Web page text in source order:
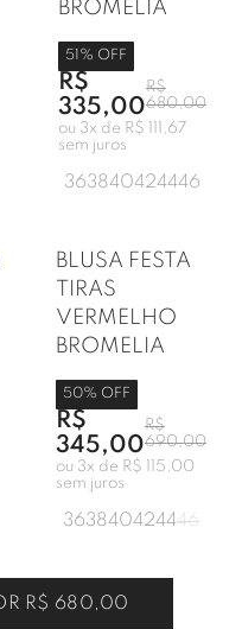
BROMELIA
51 % OFF
R$
335,00
R$
680,00
ou 3x de R$ 111,67
sem juros
363840424446
BLUSA FESTA
TIRAS
VERMELHO
BROMELIA
50% OFF
R$
345,00
R$
690,00
ou 3x de R$ 115,00
sem juros
363840424446
R$ 680,00